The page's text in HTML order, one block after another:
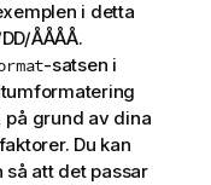
i detta
ÅÅÅÅ.
-satsen i
på grund av dina
Du kan
att det passar